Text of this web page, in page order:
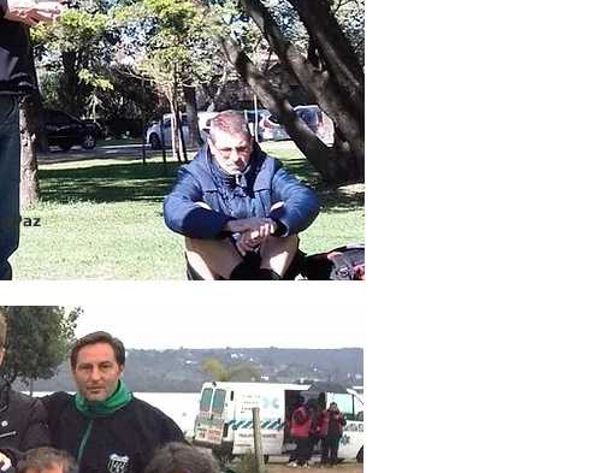
Paz